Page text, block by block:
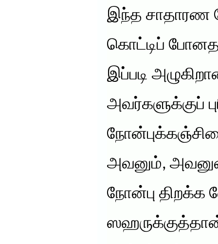
இந்த சாதாரண
கொட்டிப்
இப்படி
அவர்களுக்குப்
அவனும்,
நோன்பு
ஸஹருக்குத்தான்